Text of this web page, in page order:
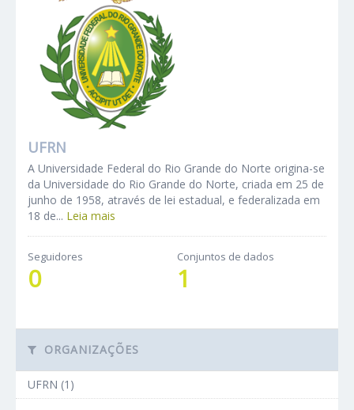
UFRN
A Universidade Federal do Rio Grande do Norte origina-se
da Universidade do Rio Grande do Norte, criada em 25 de
junho de 1958, através de lei estadual, e federalizada em
18 de... Leia mais
Seguidores
0
Conjuntos de dados
1
ORGANIZAÇÕES
UFRN (1)